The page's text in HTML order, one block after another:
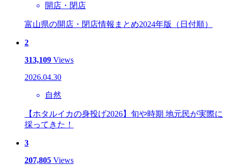
開店・閉店
富山県の開店・閉店情報まとめ2024年版（日付順）
2
313,109 Views
2026.04.30
自然
【ホタルイカの身投げ2026】旬や時期 地元民が実際に
採ってきた！
3
207,805 Views